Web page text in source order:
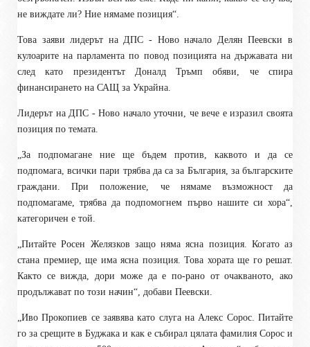
не виждате ли? Ние нямаме позиция“.
Това заяви лидерът на ДПС - Ново начало Делян Пеевски в
кулоарите на парламента по повод позицията на държавата ни
след като президентът Доналд Тръмп обяви, че спира
финансирането на САЩ за Украйна.
Лидерът на ДПС - Ново начало уточни, че вече е изразил своята
позиция по темата.
„За подпомагане ние ще бъдем против, каквото и да се
подпомага, всички пари трябва да са за България, за българските
граждани. Приположение, че нямаме възможност да
подпомагаме, трябва да подпомогнем първо нашите си хора“,
категоричен е той.
„Питайте Росен Желязков защо няма ясна позиция. Когато аз
стана премиер, ще има ясна позиция. Това хората ще го решат.
Както се вижда, дори може да е по-рано от очакваното, ако
продължават по този начин“, добави Пеевски.
„Иво Прокопиев се заявява като слуга на Алекс Сорос. Питайте
го за срещите в Буджака и как е събирал цялата фамилия Сорос и